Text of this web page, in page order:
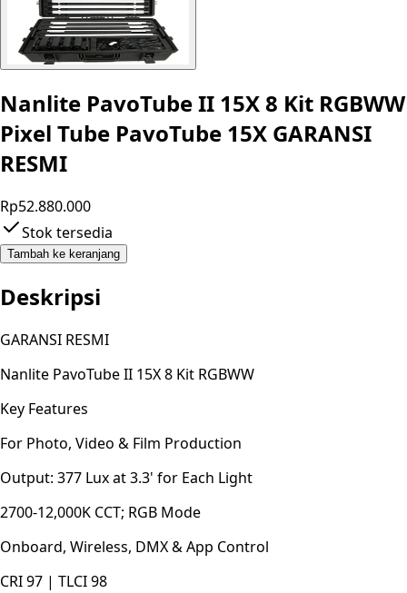
Nanlite PavoTube II 15X 8 Kit RGBWW
Pixel Tube PavoTube 15X GARANSI
RESMI
Rp52.880.000
Stok tersedia
Tambah ke keranjang
Deskripsi
GARANSI RESMI
Nanlite PavoTube II 15X 8 Kit RGBWW
Key Features
For Photo, Video & Film Production
Output: 377 Lux at 3.3' for Each Light
2700-12,000K CCT; RGB Mode
Onboard, Wireless, DMX & App Control
CRI 97 | TLCI 98